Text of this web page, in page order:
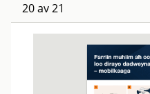
20 av 21